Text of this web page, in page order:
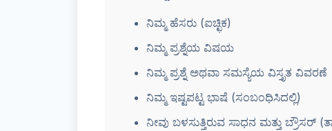
ನಿಮ್ಮ ಹೆಸರು (ಐಚ್ಛಿಕ)
ನಿಮ್ಮ ಪ್ರಶ್ನೆಯ ವಿಷಯ
ನಿಮ್ಮ ಪ್ರಶ್ನೆ ಅಥವಾ ಸಮಸ್ಯೆಯ ವಿಸ್ತೃತ ವಿವರಣೆ
ನಿಮ್ಮ ಇಷ್ಟಪಟ್ಟ ಭಾಷೆ (ಸಂಬಂಧಿಸಿದಲ್ಲಿ)
ನೀವು ಬಳಸುತ್ತಿರುವ ಸಾಧನ ಮತ್ತು ಬ್ರೌಸರ್